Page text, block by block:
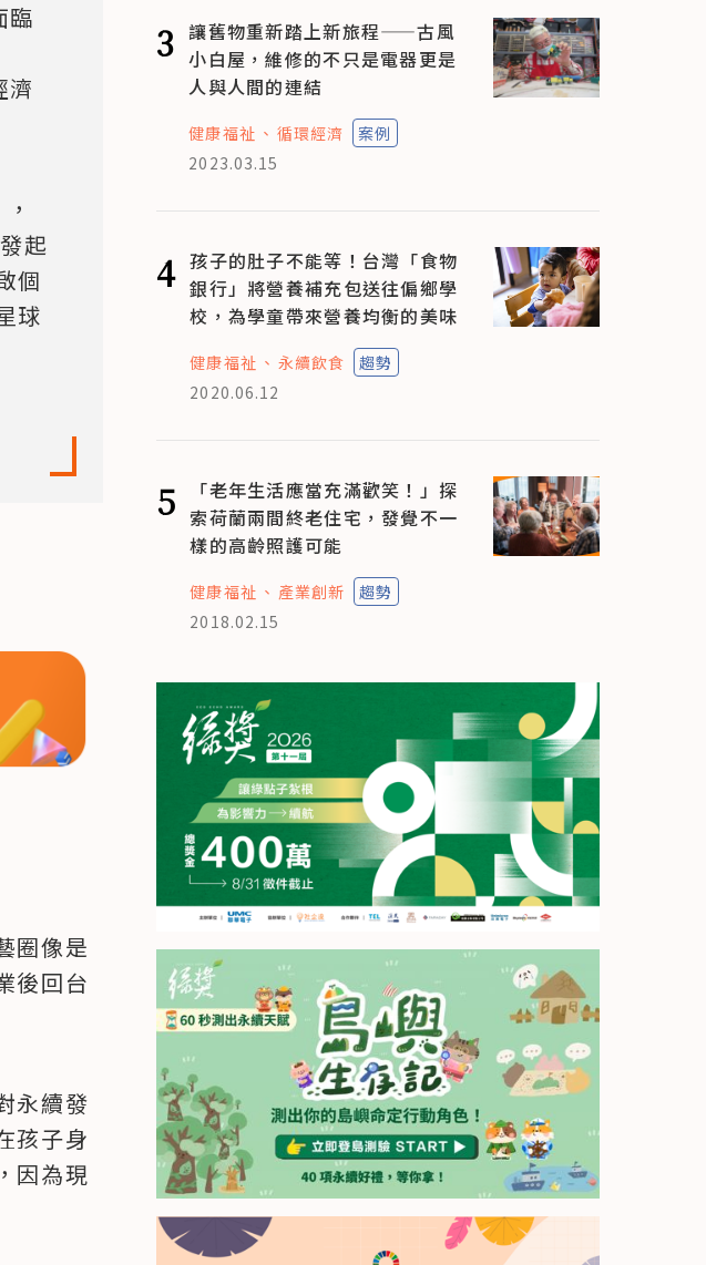
臨
濟
起
個
球
圈像是
後回台
永續發
孩子身
因為現
3 讓舊物重新踏上新旅程——古風
小白屋，維修的不只是電器更是
人與人間的連結
健康福祉 循環經濟
案例
2023.03.15
4 孩子的肚子不能等！台灣「食物
銀行」將營養補充包送往偏鄉學
校，為學童帶來營養均衡的美味
健康福祉 永續飲食
趨勢
2020.06.12
5
「老年生活應當充滿歡笑！」探
索荷蘭兩間終老住宅，發覺不一
樣的高齡照護可能
健康福祉 產業創新
趨勢
2018.02.15